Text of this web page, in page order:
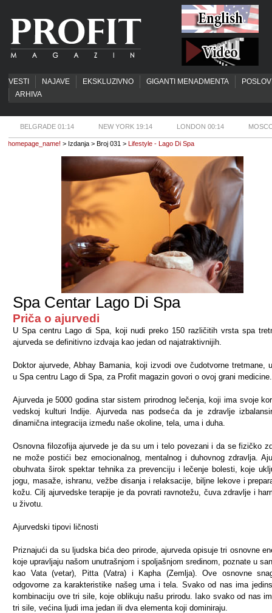
VESTI NAJAVE EKSKLUZIVNO GIGANTI MENADMENTA
ARHIVA
BELGRADE 01:14 NEW YORK 19:14 LONDON 00:14
homepage_name! > Izdanja > Broj 031 > Lifestyle - Lago Di Spa
Spa Centar Lago Di Spa
Priča o ajurvedi
U Spa centru Lago di Spa, koji nudi preko 150 različitih vrsta spa
ajurveda se definitivno izdvaja kao jedan od najatraktivnijih.
Doktor ajurvede, Abhay Bamania, koji izvodi ove čudotvorne tretmane,
u Spa centru Lago di Spa, za Profit magazin govori o ovoj grani medicine.
Ajurveda je 5000 godina star sistem prirodnog lečenja, koji ima svoje
vedskoj kulturi Indije. Ajurveda nas podseća da je zdravlje
dinamična integracija između naše okoline, tela, uma i duha.
Osnovna filozofija ajurvede je da su um i telo povezani i da se fizičko
ne može postići bez emocionalnog, mentalnog i duhovnog zdravlja.
obuhvata širok spektar tehnika za prevenciju i lečenje bolesti, koje
jogu, masaže, ishranu, vežbe disanja i relaksacije, biljne lekove i
kožu. Cilj ajurvedske terapije je da povrati ravnotežu, čuva zdravlje i
u životu.
Ajurvedski tipovi ličnosti
Priznajući da su ljudska bića deo prirode, ajurveda opisuje tri osnovne
koje upravljaju našom unutrašnjom i spoljašnjom sredinom, poznate u
kao Vata (vetar), Pitta (Vatra) i Kapha (Zemlja). Ove osnovne
odgovorne za karakteristike našeg uma i tela. Svako od nas ima
kombinaciju ove tri sile, koje oblikuju našu prirodu. Iako svako od nas
tri sile, većina ljudi ima jedan ili dva elementa koji dominiraju.